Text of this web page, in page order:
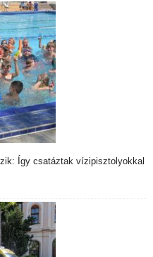
Így csatáztak vízipisztolyokkal